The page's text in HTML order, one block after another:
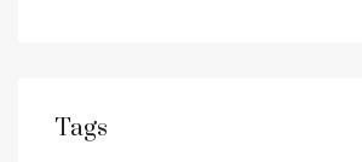
Tags